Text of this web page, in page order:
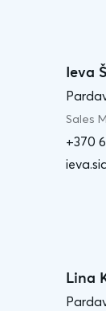
Ieva
Sales
+370
Lina